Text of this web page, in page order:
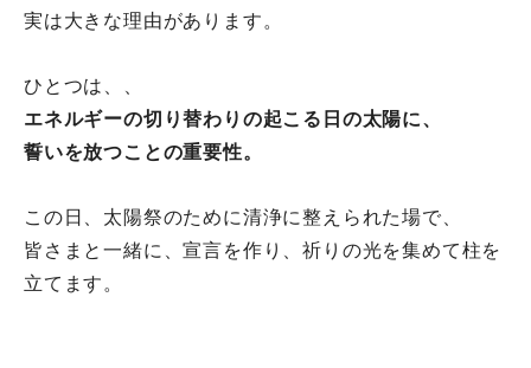
実は大きな理由があります。
ひとつは、、
エネルギーの切り替わりの起こる日の太陽に、
誓いを放つことの重要性。
この日、太陽祭のために清浄に整えられた場で、
皆さまと一緒に、宣言を作り、祈りの光を集めて柱を
立てます。